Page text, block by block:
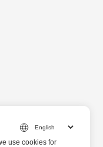
use cookies for